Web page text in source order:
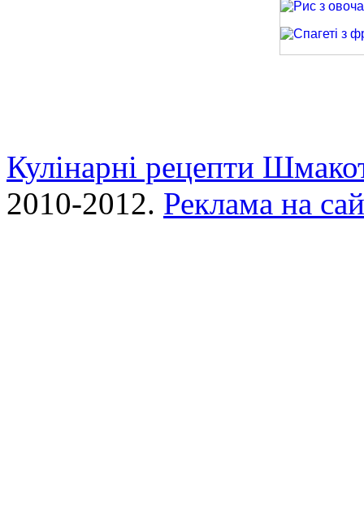
Кулінарні рецепти
2010-2012. Реклама на